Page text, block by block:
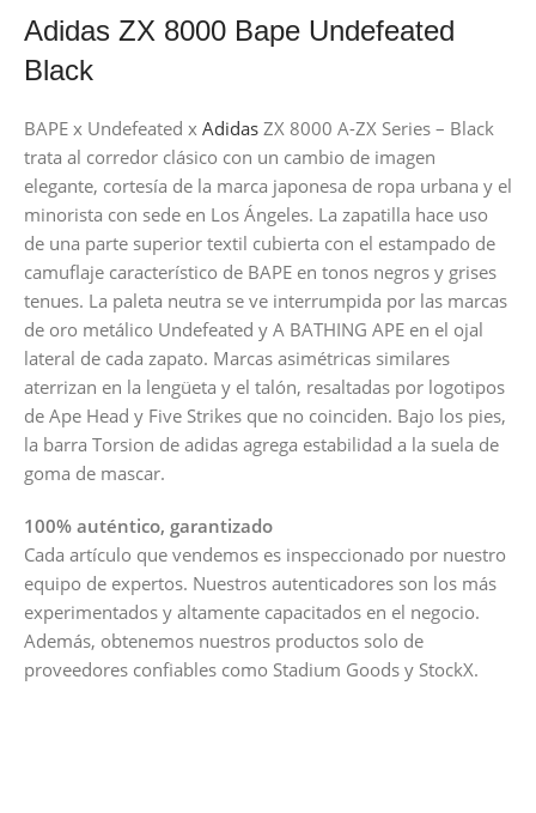
Adidas ZX 8000 Bape Undefeated
Black
BAPE x Undefeated x Adidas ZX 8000 A-ZX Series – Black
trata al corredor clásico con un cambio de imagen
elegante, cortesía de la marca japonesa de ropa urbana y el
minorista con sede en Los Ángeles. La zapatilla hace uso
de una parte superior textil cubierta con el estampado de
camuflaje característico de BAPE en tonos negros y grises
tenues. La paleta neutra se ve interrumpida por las marcas
de oro metálico Undefeated y A BATHING APE en el ojal
lateral de cada zapato. Marcas asimétricas similares
aterrizan en la lengüeta y el talón, resaltadas por logotipos
de Ape Head y Five Strikes que no coinciden. Bajo los pies,
la barra Torsion de adidas agrega estabilidad a la suela de
goma de mascar.
100% auténtico, garantizado
Cada artículo que vendemos es inspeccionado por nuestro
equipo de expertos. Nuestros autenticadores son los más
experimentados y altamente capacitados en el negocio.
Además, obtenemos nuestros productos solo de
proveedores confiables como Stadium Goods y StockX.